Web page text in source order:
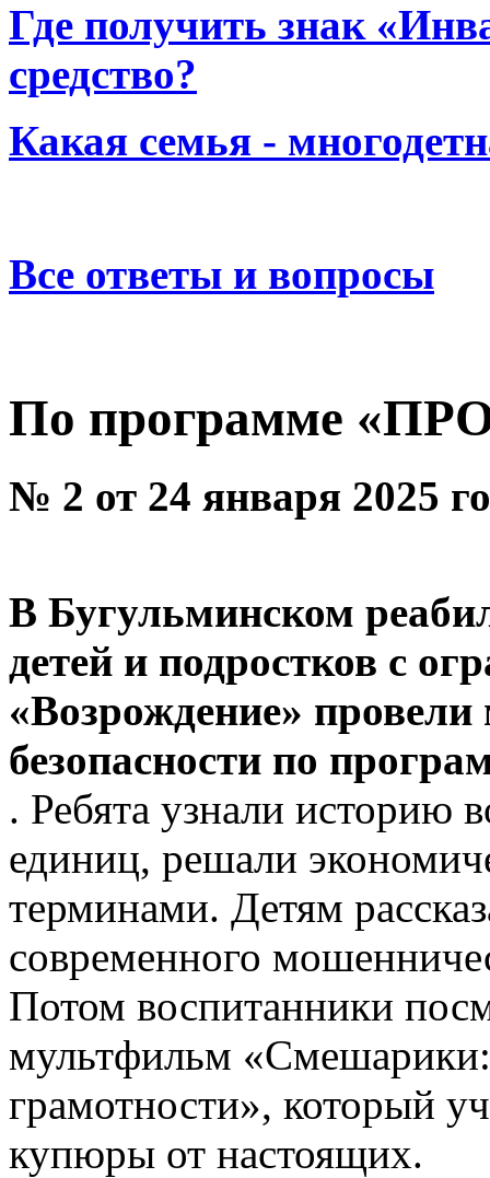
Где получить знак
средство?
Какая семья -
Все ответы и вопросы
По программе
№ 2 от 24 января 2025
В Бугульминском
детей и подростков с
«Возрождение»
безопасности по
. Ребята узнали историю
единиц, решали
терминами. Детям
современного
Потом воспитанники
мультфильм
грамотности», который
купюры от настоящих.